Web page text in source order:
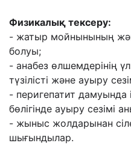
Физикалық тексеру:
- жатыр мойнынының
болуы;
- анабез өлшемдерінің
түзілісті жəне ауыру
- перигепатит
бөлігінде ауыру сезімі
- жыныс жолдарынан
шығындылар.